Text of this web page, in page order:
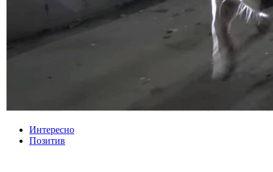
Интересно
Позитив